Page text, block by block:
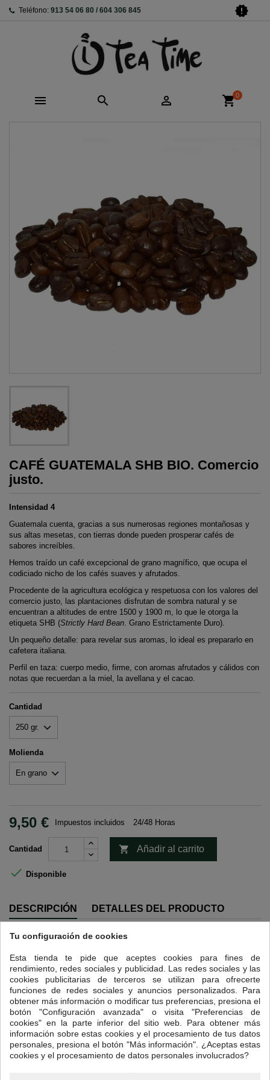
Teléfono: 913 54 06 80 / 604 306 845 new_releases
   shopping_cart0
CAFÉ GUATEMALA SHB BIO. Comercio
justo.
Intensidad 4
Guatemala cuenta, gracias a sus numerosas regiones montañosas y
sus altas mesetas, con tierras donde pueden prosperar cafés de
sabores increíbles.
Hemos traído un café excepcional de grano magnífico, que ocupa el
codiciado nicho de los cafés suaves y afrutados.
Procedente de la agricultura ecológica y respetuosa con los valores del
comercio justo, las plantaciones disfrutan de sombra natural y se
encuentran a altitudes de entre 1500 y 1900 m, lo que le otorga la
etiqueta SHB (Strictly Hard Bean. Grano Estrictamente Duro).
Un pequeño detalle: para revelar sus aromas, lo ideal es prepararlo en
cafetera italiana.
Perfil en taza: cuerpo medio, firme, con aromas afrutados y cálidos con
notas que recuerdan a la miel, la avellana y el cacao.
Cantidad
Molienda
9,50 € Impuestos incluidos 24/48 Horas
Cantidad  Añadir al carrito
 Disponible
DESCRIPCIÓN DETALLES DEL PRODUCTO
Intensidad 4
Guatemala cuenta, gracias a sus numerosas regiones montañosas y
sus altas mesetas, con tierras donde pueden prosperar cafés de
sabores increíbles.
Hemos traído un café excepcional de grano magnífico, que ocupa el
codiciado nicho de los cafés suaves y afrutados.
Procedente de la agricultura ecológica y respetuosa con los valores del
comercio justo, las plantaciones disfrutan de sombra natural y se
encuentran a altitudes de entre 1500 y 1900 m, lo que le otorga la
etiqueta SHB (Strictly Hard Bean . Grano Estrictamente Duro).
Tu configuración de cookies
Esta tienda te pide que aceptes cookies para fines de
rendimiento, redes sociales y publicidad. Las redes sociales y las
cookies publicitarias de terceros se utilizan para ofrecerte
funciones de redes sociales y anuncios personalizados. Para
obtener más información o modificar tus preferencias, presiona el
botón "Configuración avanzada" o visita "Preferencias de
cookies" en la parte inferior del sitio web. Para obtener más
información sobre estas cookies y el procesamiento de tus datos
personales, presiona el botón "Más información". ¿Aceptas estas
cookies y el procesamiento de datos personales involucrados?